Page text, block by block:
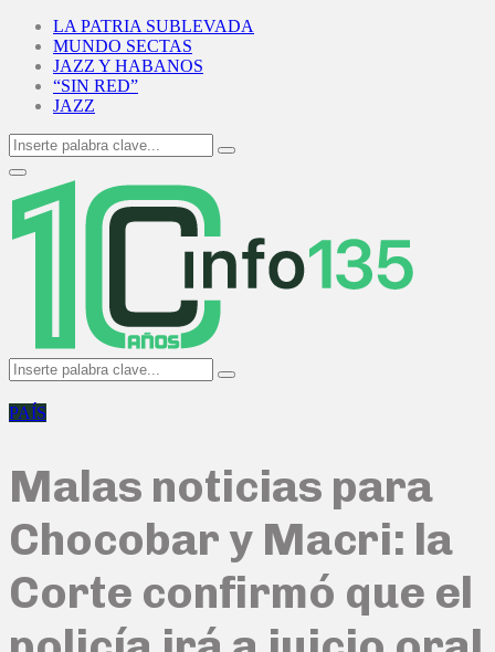
LA PATRIA SUBLEVADA
MUNDO SECTAS
JAZZ Y HABANOS
“SIN RED”
JAZZ
Search
for:
Search
Primary
Menu
Search
for:
Search
PAÍS
Malas noticias para
Chocobar y Macri: la
Corte confirmó que el